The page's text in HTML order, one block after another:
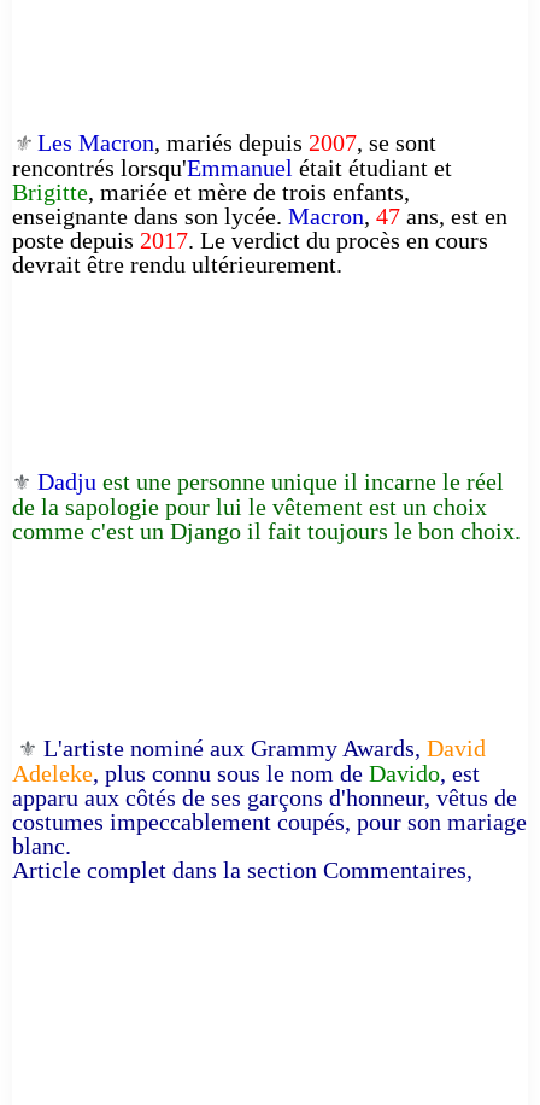
⚜️ Les Macron, mariés depuis 2007, se sont
rencontrés lorsqu'Emmanuel était étudiant et
Brigitte, mariée et mère de trois enfants,
enseignante dans son lycée. Macron, 47 ans, est en
poste depuis 2017. Le verdict du procès en cours
devrait être rendu ultérieurement.
⚜️ Dadju est une personne unique il incarne le réel
de la sapologie pour lui le vêtement est un choix
comme c'est un Django il fait toujours le bon choix.
⚜️ L'artiste nominé aux Grammy Awards, David
Adeleke, plus connu sous le nom de Davido, est
apparu aux côtés de ses garçons d'honneur, vêtus de
costumes impeccablement coupés, pour son mariage
blanc.
Article complet dans la section Commentaires,